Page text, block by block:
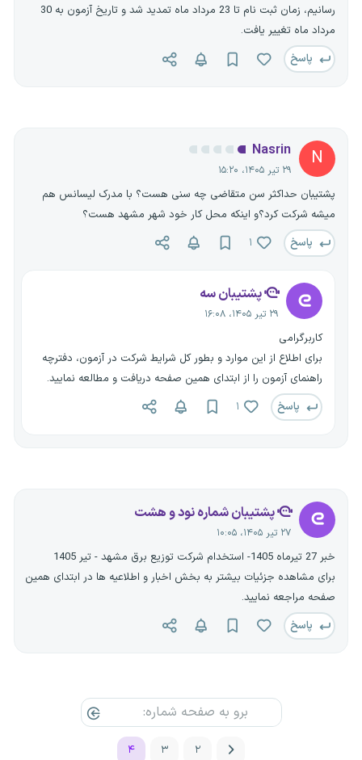
رسانیم، زمان ثبت نام تا 23 مرداد ماه تمدید شد و تاریخ آزمون به 30
مرداد ماه تغییر یافت.
پاسخ
N
Nasrin
۲۹ تیر ۱۴۰۵، ۱۵:۲۰
پشتیبان حداکثر سن متقاضی چه سنی هست؟ با مدرک لیسانس هم
میشه شرکت کرد؟و اینکه محل کار خود شهر مشهد هست؟
پاسخ
۱
پشتیبان سه
۲۹ تیر ۱۴۰۵، ۱۶:۰۸
کاربرگرامی
برای اطلاع از این موارد و بطور کل شرایط شرکت در آزمون، دفترچه
راهنمای آزمون را از ابتدای همین صفحه دریافت و مطالعه نمایید.
پاسخ
۱
پشتیبان شماره نود و هشت
۲۷ تیر ۱۴۰۵، ۱۰:۰۵
خبر 27 تیرماه 1405- استخدام شرکت توزیع برق مشهد - تیر 1405
برای مشاهده جزئیات بیشتر به بخش اخبار و اطلاعیه ها در ابتدای همین
صفحه مراجعه نمایید.
پاسخ
۲ ۳ ۴